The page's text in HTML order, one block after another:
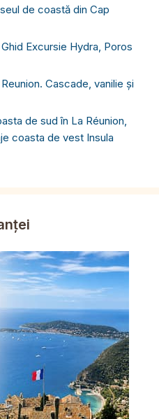
de coastă din Cap
Excursie Hydra, Poros
Cascade, vanilie și
de sud în La Réunion,
coasta de vest Insula